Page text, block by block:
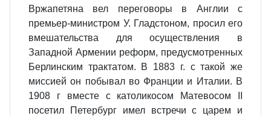
Вржапетяна вел переговоры в Англии с
премьер-министром У. Гладстоном, просил его
вмешательства для осуществления в
Западной Армении реформ, предусмотренных
Берлинским трактатом. В 1883 г. с такой же
миссией он побывал во Франции и Италии. В
1908 г вместе с католикосом Матевосом II
посетил Петербург имел встречи с царем и